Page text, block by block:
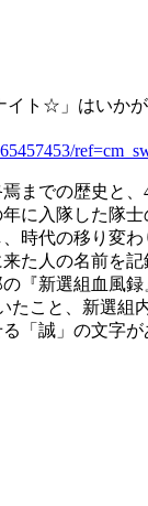
イト☆」はいか
までの歴史と
に入隊した隊
時代の移り変
た人の名前を
『新選組血風
たこと、新選組
「誠」の文字